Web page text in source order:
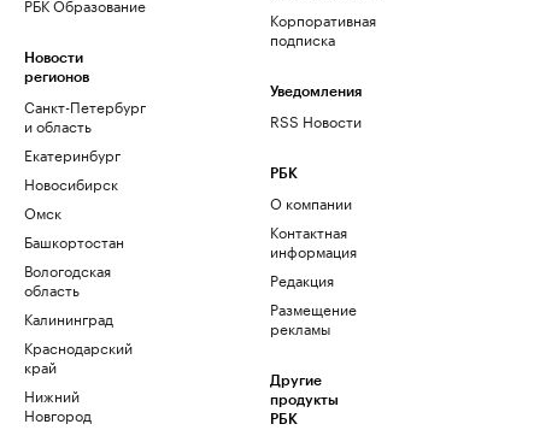
РБК Образование
Новости
регионов
Санкт-Петербург
и область
Екатеринбург
Новосибирск
Омск
Башкортостан
Вологодская
область
Калининград
Краснодарский
край
Нижний
Новгород
Корпоративная
подписка
Уведомления
RSS Новости
РБК
О компании
Контактная
информация
Редакция
Размещение
рекламы
Другие
продукты
РБК